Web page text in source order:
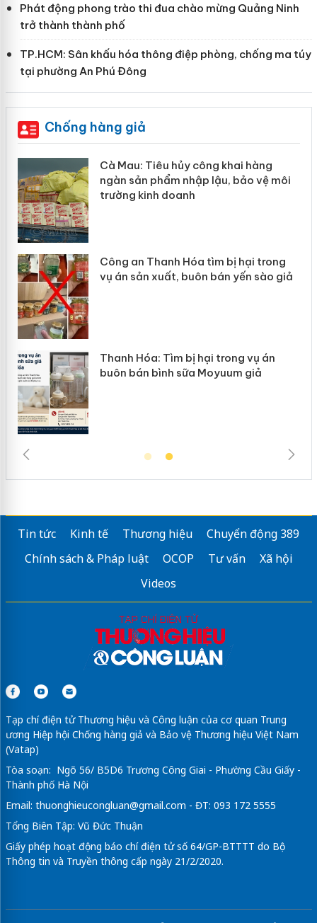
Phát động phong trào thi đua chào mừng Quảng Ninh
trở thành thành phố
TP.HCM: Sân khấu hóa thông điệp phòng, chống ma túy
tại phường An Phú Đông
Chống hàng giả
Cà Mau: Tiêu hủy công khai hàng
ngàn sản phẩm nhập lậu, bảo vệ môi
trường kinh doanh
Công an Thanh Hóa tìm bị hại trong
vụ án sản xuất, buôn bán yến sào giả
Thanh Hóa: Tìm bị hại trong vụ án
buôn bán bình sữa Moyuum giả
Tin tức Kinh tế Thương hiệu
Chuyển động 389
Chính sách & Pháp luật
OCOP Tư vấn
Xã hội
Videos
Tạp chí điện tử Thương hiệu và Công luận của cơ quan Trung
ương Hiệp hội Chống hàng giả và Bảo vệ Thương hiệu Việt Nam
(Vatap)
Tòa soạn: Ngõ 56/ B5D6 Trương Công Giai - Phường Cầu Giấy -
Thành phố Hà Nội
Email: thuonghieucongluan@gmail.com - ĐT: 093 172 5555
Tổng Biên Tập: Vũ Đức Thuận
Giấy phép hoạt động báo chí điện tử số 64/GP-BTTTT do Bộ
Thông tin và Truyền thông cấp ngày 21/2/2020.